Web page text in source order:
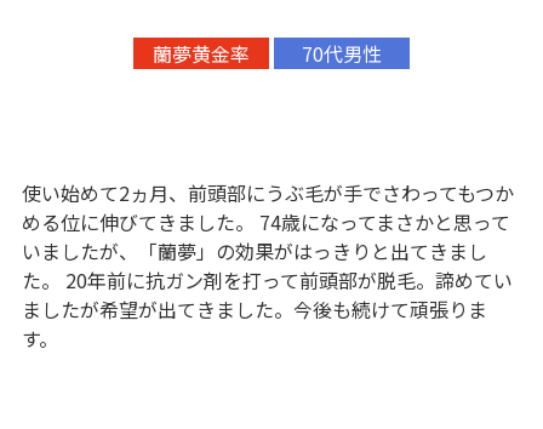
蘭夢黄金率 70代男性
使い始めて2ヵ月、前頭部にうぶ毛が手でさわってもつか
める位に伸びてきました。 74歳になってまさかと思って
いましたが、「蘭夢」の効果がはっきりと出てきまし
た。 20年前に抗ガン剤を打って前頭部が脱毛。諦めてい
ましたが希望が出てきました。今後も続けて頑張りま
す。